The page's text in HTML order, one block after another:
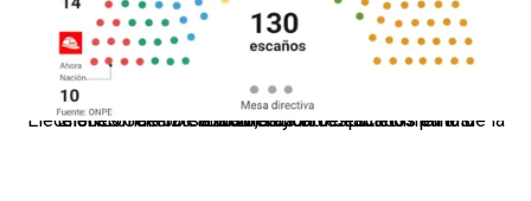
El JNE oficializó la distribución de escaños para la elección de 60 senadores y 130 diputados en las Elecciones Generales 2026, tras el restablecimiento de la Bicameralidad.